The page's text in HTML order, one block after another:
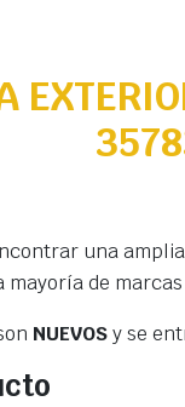
una
de
NUEVOSy se